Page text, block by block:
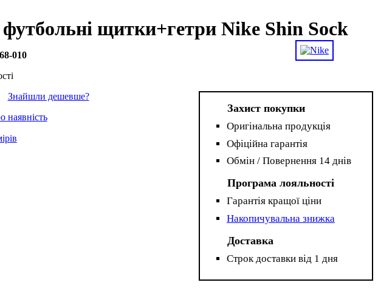
щитки+гетри Nike Shin Sock
010
Знайшли дешевше?
наявність
Захист покупки
Оригінальна продукція
Офіційна гарантія
Обмін / Повернення 14 днів
Програма лояльності
Гарантія кращої ціни
Накопичувальна знижка
Доставка
Строк доставки від 1 дня